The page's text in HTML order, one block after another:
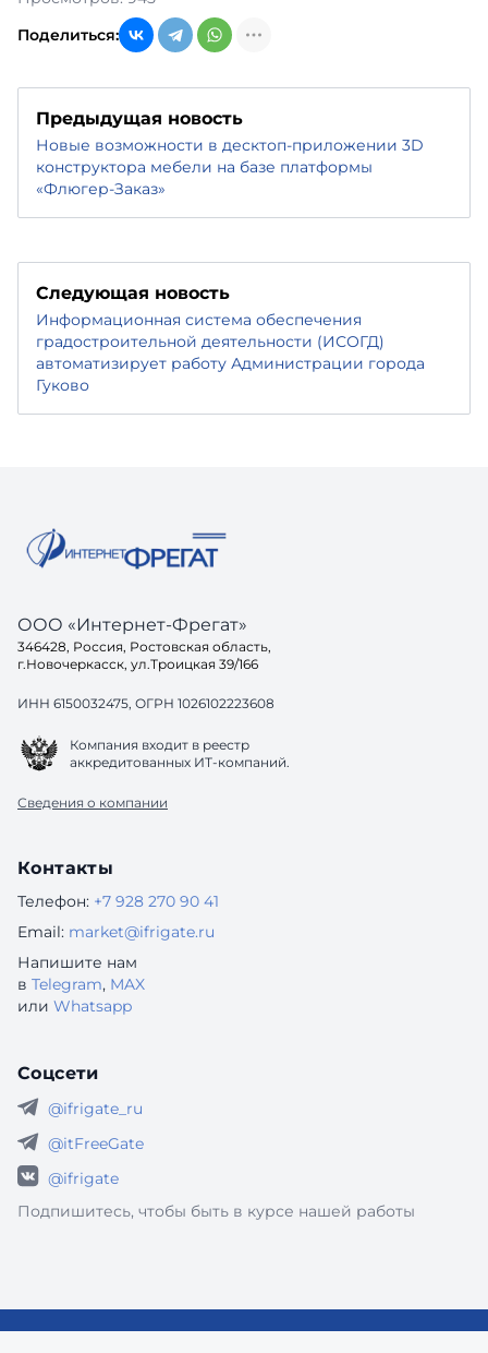
Поделиться:
Предыдущая новость
Новые возможности в десктоп-приложении 3D
конструктора мебели на базе платформы
«Флюгер-Заказ»
Следующая новость
Информационная система обеспечения
градостроительной деятельности (ИСОГД)
автоматизирует работу Администрации города
Гуково
ООО «Интернет-Фрегат»
346428, Россия, Ростовская область,
г.Новочеркасск, ул.Троицкая 39/166
ИНН 6150032475, ОГРН 1026102223608
Компания входит в реестр
аккредитованных ИТ-компаний.
Сведения о компании
Контакты
Телефон: +7 928 270 90 41
Email: market@ifrigate.ru
Напишите нам
в Telegram, MAX
или Whatsapp
Соцсети
@ifrigate_ru
@itFreeGate
@ifrigate
Подпишитесь, чтобы быть в курсе нашей работы